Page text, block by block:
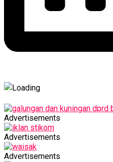
Advertisements
Advertisements
Advertisements